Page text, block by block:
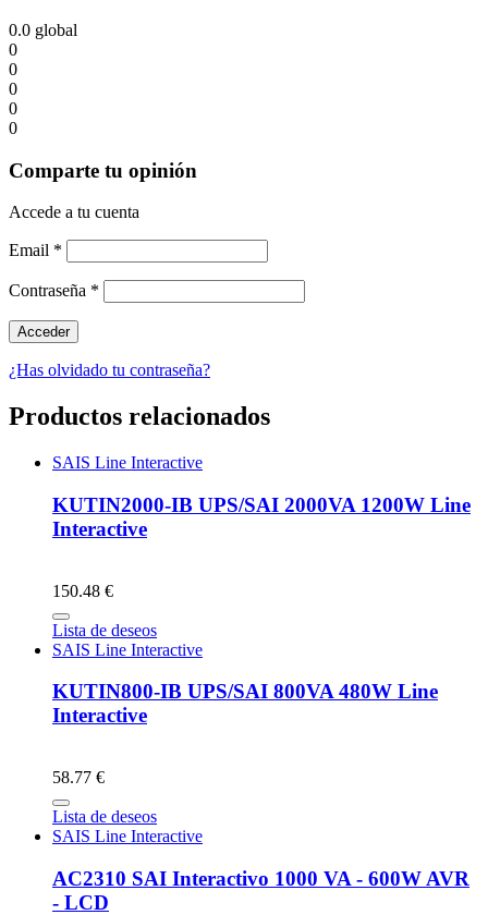
0.0 global
0
0
0
0
0
Comparte tu opinión
Accede a tu cuenta
Email *
Contraseña *
¿Has olvidado tu contraseña?
Productos relacionados
SAIS Line Interactive
KUTIN2000-IB UPS/SAI 2000VA 1200W Line
Interactive
150.48 €
Lista de deseos
SAIS Line Interactive
KUTIN800-IB UPS/SAI 800VA 480W Line
Interactive
58.77 €
Lista de deseos
SAIS Line Interactive
AC2310 SAI Interactivo 1000 VA - 600W AVR
- LCD